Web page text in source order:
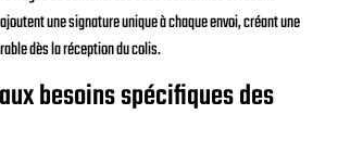
une signature unique à chaque envoi, créant une
dès la réception du colis.
besoins spécifiques des